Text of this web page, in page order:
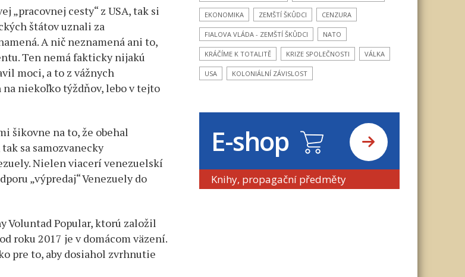
„pracovnej cesty“ z USA, tak si
štátov uznali za
A nič neznamená ani to,
Ten nemá fakticky nijakú
moci, a to z vážnych
niekoľko týždňov, lebo v tejto
šikovne na to, že obehal
sa samozvanecky
Nielen viacerí venezuelskí
„výpredaj“ Venezuely do
Voluntad Popular, ktorú založil
roku 2017 je v domácom väzení.
pre to, aby dosiahol zvrhnutie
EKONOMIKA ZEMŠTÍ ŠKŮDCI CENZURA
FIALOVA VLÁDA - ZEMŠTÍ ŠKŮDCI NATO
KRÁČÍME K TOTALITĚ KRIZE SPOLEČNOSTI VÁLKA
USA KOLONIÁLNÍ ZÁVISLOST
E-shop
Knihy, propagační předměty